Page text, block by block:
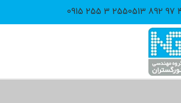
40
255 3 255 0915